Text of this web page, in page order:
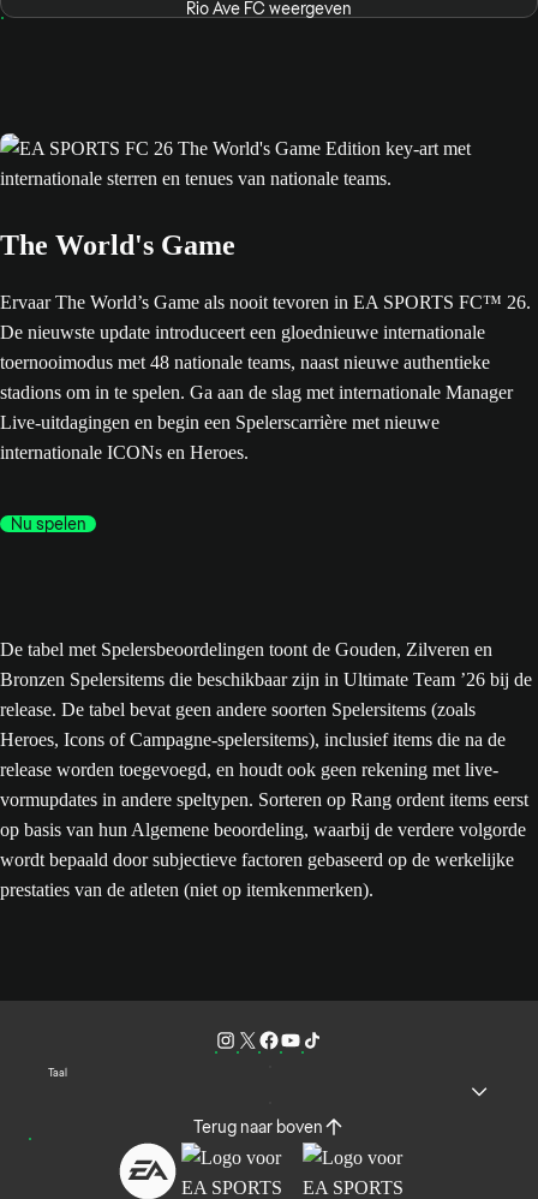
Rio Ave FC weergeven
The World's Game
Ervaar The World’s Game als nooit tevoren in EA SPORTS FC™ 26.
De nieuwste update introduceert een gloednieuwe internationale
toernooimodus met 48 nationale teams, naast nieuwe authentieke
stadions om in te spelen. Ga aan de slag met internationale Manager
Live-uitdagingen en begin een Spelerscarrière met nieuwe
internationale ICONs en Heroes.
Nu spelen
De tabel met Spelersbeoordelingen toont de Gouden, Zilveren en
Bronzen Spelersitems die beschikbaar zijn in Ultimate Team ’26 bij de
release. De tabel bevat geen andere soorten Spelersitems (zoals
Heroes, Icons of Campagne-spelersitems), inclusief items die na de
release worden toegevoegd, en houdt ook geen rekening met live-
vormupdates in andere speltypen. Sorteren op Rang ordent items eerst
op basis van hun Algemene beoordeling, waarbij de verdere volgorde
wordt bepaald door subjectieve factoren gebaseerd op de werkelijke
prestaties van de atleten (niet op itemkenmerken).
Taal
Terug naar boven